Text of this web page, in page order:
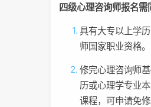
四级心理咨询师报名需
具有大专以上学
师国家职业资格。
修完心理咨询师
历或心理学专业
课程，可申请免修